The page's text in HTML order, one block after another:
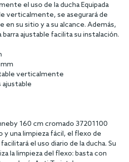
el uso de la ducha Equipada
verticalmente, se asegurará de
en su sitio y a su alcance. Además,
barra ajustable facilita su instalación.
verticalmente
ajustable
160 cm cromado 37201100
y una limpieza fácil, el flexo de
el uso diario de la ducha. Su
la limpieza del flexo: basta con